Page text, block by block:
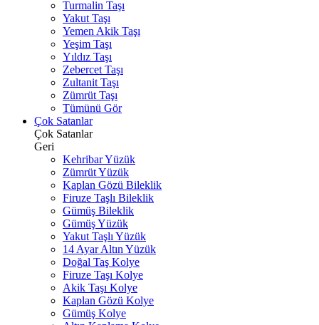
Turmalin Taşı
Yakut Taşı
Yemen Akik Taşı
Yeşim Taşı
Yıldız Taşı
Zebercet Taşı
Zultanit Taşı
Zümrüt Taşı
Tümünü Gör
Çok Satanlar
Çok Satanlar
Geri
Kehribar Yüzük
Zümrüt Yüzük
Kaplan Gözü Bileklik
Firuze Taşlı Bileklik
Gümüş Bileklik
Gümüş Yüzük
Yakut Taşlı Yüzük
14 Ayar Altın Yüzük
Doğal Taş Kolye
Firuze Taşı Kolye
Akik Taşı Kolye
Kaplan Gözü Kolye
Gümüş Kolye